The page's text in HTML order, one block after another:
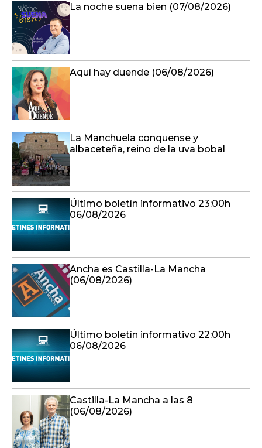
La noche suena bien (07/08/2026)
Aquí hay duende (06/08/2026)
La Manchuela conquense y
albaceteña, reino de la uva bobal
Último boletín informativo 23:00h
06/08/2026
Ancha es Castilla-La Mancha
(06/08/2026)
Último boletín informativo 22:00h
06/08/2026
Castilla-La Mancha a las 8
(06/08/2026)